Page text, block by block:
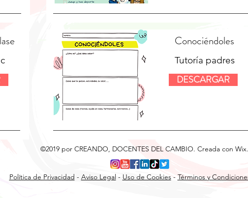
Conociéndoles
Tutoría padres
DESCARGAR
©2019 por CREANDO, DOCENTES DEL CAMBIO. Creada con
Política de Privacidad - Aviso Legal- Uso de Cookies- Términos y